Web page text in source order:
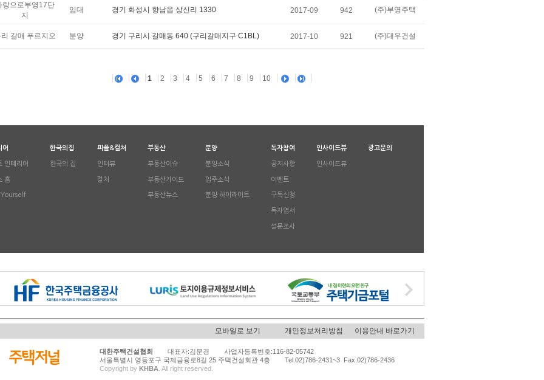
랑으로부영17단
지
임대 경기 화성시 향남읍 상신리 1330 2017-09 942 (주)부영주택
리 갈매 푸르지오 분양 경기 구리시 갈매동 640 (구리갈매지구 C1BL) 2017-10 921 (주)대우건설
1 2 3 4 5 6 7 8 9 10
어
인테리어
홈
Yourself
한국의집
한국의 집
피플&컬처
인터뷰
컬처
부동산
부동산이슈
부동산가이드
부동산뉴스
분양
분양소식
입주소식
분양 하이라이트
독자참여
공지사항
이벤트
구독신청
독자엽서
설문조사
인사이드뷰
인사이드뷰
광고문의
이용안내 바로가기
개인정보처리방침
모바일로 보기
대한주택건설협회
대표자:김문경 사업자등록번호:116-82-05742
서울특별시 영등포구 국제금융로8길 25 주택건설회관 4층 Tel.02)786-2431~3 Fax.02)786-2436
Copyright by KHBA . All right reserved.